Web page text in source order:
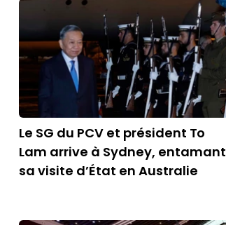
Le SG du PCV et président To
Lam arrive à Sydney, entamant
sa visite d’État en Australie